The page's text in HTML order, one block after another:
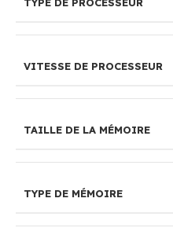
TYPE DE PROCESSEUR
VITESSE DE PROCESSEUR
TAILLE DE LA MÉMOIRE
TYPE DE MÉMOIRE